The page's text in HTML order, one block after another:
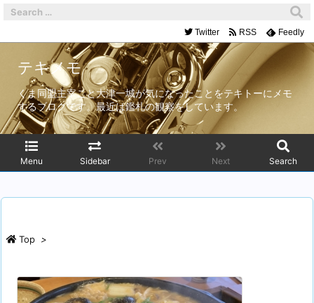
テキメモ
くま同盟主宰こと大津一城が気になったことをテキトーにメモ
するブログです。最近は鑑札の観察をしています。
Menu Sidebar Prev Next Search
Twitter RSS Feedly
Top >